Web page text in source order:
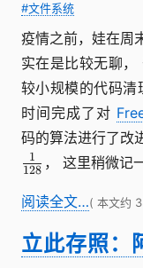
#文件系统
疫情之前，娃在周
实在是比较无聊
较小规模的代码清
时间完成了对
码的算法进行了改
1
\over
128
128
1 ， 这里稍微记
阅读全文…( 本文约
立此存照：